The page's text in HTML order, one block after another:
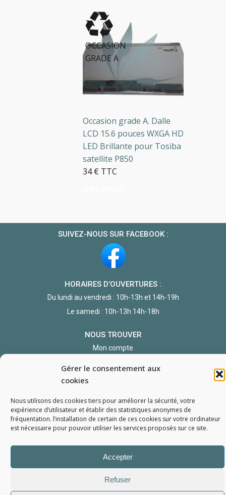
Gérer le consentement aux
cookies
Nous utilisons des cookies tiers pour améliorer la sécurité, votre
expérience d’utilisateur et établir des statistiques anonymes de
fréquentation. l’installation de certain de ces cookies sur votre ordinateur
est nécessaire pour pouvoir utiliser les services proposés sur ce site.
Accepter
Refuser
OCCASION
GRADE A
Occasion grade A. Dalle
LCD 15.6 pouces WXGA HD
LED Brillante pour Tosiba
satellite P850
34 € TTC
SUIVEZ-NOUS SUR FACEBOOK :
HORAIRES D’OUVERTURES :
Du lundi au vendredi : 10h-13h et 14h-19h
Le samedi : 10h-13h 14h-18h
NOUS TROUVER
Mon compte
L'Atelier du Portable2006 - 2026Tous droits réservés
Politique de confidentialité